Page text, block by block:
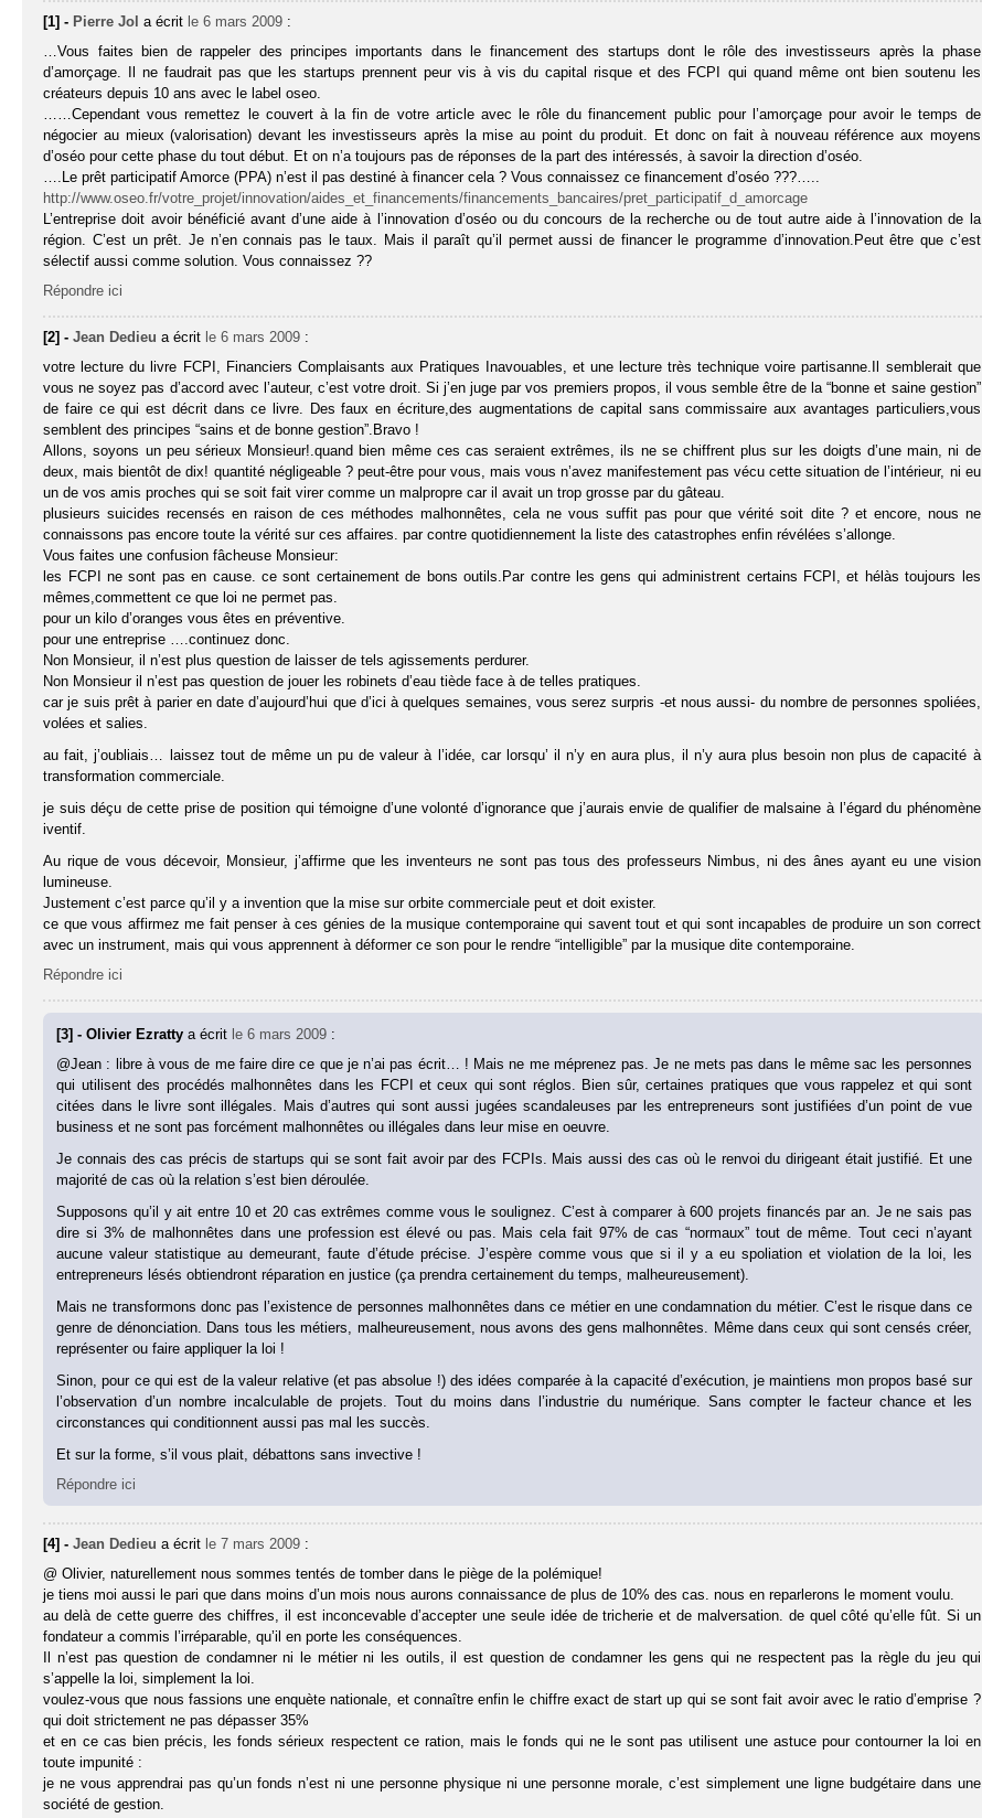
[1] - Pierre Jol a écrit le 6 mars 2009 :
…Vous faites bien de rappeler des principes importants dans le financement des startups dont le rôle des investisseurs après la phase
d’amorçage. Il ne faudrait pas que les startups prennent peur vis à vis du capital risque et des FCPI qui quand même ont bien soutenu les
créateurs depuis 10 ans avec le label oseo.
……Cependant vous remettez le couvert à la fin de votre article avec le rôle du financement public pour l’amorçage pour avoir le temps de
négocier au mieux (valorisation) devant les investisseurs après la mise au point du produit. Et donc on fait à nouveau référence aux moyens
d’oséo pour cette phase du tout début. Et on n’a toujours pas de réponses de la part des intéressés, à savoir la direction d’oséo.
….Le prêt participatif Amorce (PPA) n’est il pas destiné à financer cela ? Vous connaissez ce financement d’oséo ???…..
http://www.oseo.fr/votre_projet/innovation/aides_et_financements/financements_bancaires/pret_participatif_d_amorcage
L’entreprise doit avoir bénéficié avant d’une aide à l’innovation d’oséo ou du concours de la recherche ou de tout autre aide à l’innovation de la
région. C’est un prêt. Je n’en connais pas le taux. Mais il paraît qu’il permet aussi de financer le programme d’innovation.Peut être que c’est
sélectif aussi comme solution. Vous connaissez ??
Répondre ici
[2] -Jean Dedieu a écrit le 6 mars 2009 :
votre lecture du livre FCPI, Financiers Complaisants aux Pratiques Inavouables, et une lecture très technique voire partisanne.Il semblerait que
vous ne soyez pas d’accord avec l’auteur, c’est votre droit. Si j’en juge par vos premiers propos, il vous semble être de la “bonne et saine gestion”
de faire ce qui est décrit dans ce livre. Des faux en écriture,des augmentations de capital sans commissaire aux avantages particuliers,vous
semblent des principes “sains et de bonne gestion”.Bravo !
Allons, soyons un peu sérieux Monsieur!.quand bien même ces cas seraient extrêmes, ils ne se chiffrent plus sur les doigts d’une main, ni de
deux, mais bientôt de dix! quantité négligeable ? peut-être pour vous, mais vous n’avez manifestement pas vécu cette situation de l’intérieur, ni eu
un de vos amis proches qui se soit fait virer comme un malpropre car il avait un trop grosse par du gâteau.
plusieurs suicides recensés en raison de ces méthodes malhonnêtes, cela ne vous suffit pas pour que vérité soit dite ? et encore, nous ne
connaissons pas encore toute la vérité sur ces affaires. par contre quotidiennement la liste des catastrophes enfin révélées s’allonge.
Vous faites une confusion fâcheuse Monsieur:
les FCPI ne sont pas en cause. ce sont certainement de bons outils.Par contre les gens qui administrent certains FCPI, et hélàs toujours les
mêmes,commettent ce que loi ne permet pas.
pour un kilo d’oranges vous êtes en préventive.
pour une entreprise ….continuez donc.
Non Monsieur, il n’est plus question de laisser de tels agissements perdurer.
Non Monsieur il n’est pas question de jouer les robinets d’eau tiède face à de telles pratiques.
car je suis prêt à parier en date d’aujourd’hui que d’ici à quelques semaines, vous serez surpris -et nous aussi- du nombre de personnes spoliées,
volées et salies.
au fait, j’oubliais… laissez tout de même un pu de valeur à l’idée, car lorsqu’ il n’y en aura plus, il n’y aura plus besoin non plus de capacité à
transformation commerciale.
je suis déçu de cette prise de position qui témoigne d’une volonté d’ignorance que j’aurais envie de qualifier de malsaine à l’égard du phénomène
iventif.
Au rique de vous décevoir, Monsieur, j’affirme que les inventeurs ne sont pas tous des professeurs Nimbus, ni des ânes ayant eu une vision
lumineuse.
Justement c’est parce qu’il y a invention que la mise sur orbite commerciale peut et doit exister.
ce que vous affirmez me fait penser à ces génies de la musique contemporaine qui savent tout et qui sont incapables de produire un son correct
avec un instrument, mais qui vous apprennent à déformer ce son pour le rendre “intelligible” par la musique dite contemporaine.
Répondre ici
[3] - Olivier Ezrattya écrit le 6 mars 2009 :
@Jean : libre à vous de me faire dire ce que je n’ai pas écrit… ! Mais ne me méprenez pas. Je ne mets pas dans le même sac les personnes
qui utilisent des procédés malhonnêtes dans les FCPI et ceux qui sont réglos. Bien sûr, certaines pratiques que vous rappelez et qui sont
citées dans le livre sont illégales. Mais d’autres qui sont aussi jugées scandaleuses par les entrepreneurs sont justifiées d’un point de vue
business et ne sont pas forcément malhonnêtes ou illégales dans leur mise en oeuvre.
Je connais des cas précis de startups qui se sont fait avoir par des FCPIs. Mais aussi des cas où le renvoi du dirigeant était justifié. Et une
majorité de cas où la relation s’est bien déroulée.
Supposons qu’il y ait entre 10 et 20 cas extrêmes comme vous le soulignez. C’est à comparer à 600 projets financés par an. Je ne sais pas
dire si 3% de malhonnêtes dans une profession est élevé ou pas. Mais cela fait 97% de cas “normaux” tout de même. Tout ceci n’ayant
aucune valeur statistique au demeurant, faute d’étude précise. J’espère comme vous que si il y a eu spoliation et violation de la loi, les
entrepreneurs lésés obtiendront réparation en justice (ça prendra certainement du temps, malheureusement).
Mais ne transformons donc pas l’existence de personnes malhonnêtes dans ce métier en une condamnation du métier. C’est le risque dans ce
genre de dénonciation. Dans tous les métiers, malheureusement, nous avons des gens malhonnêtes. Même dans ceux qui sont censés créer,
représenter ou faire appliquer la loi !
Sinon, pour ce qui est de la valeur relative (et pas absolue !) des idées comparée à la capacité d’exécution, je maintiens mon propos basé sur
l’observation d’un nombre incalculable de projets. Tout du moins dans l’industrie du numérique. Sans compter le facteur chance et les
circonstances qui conditionnent aussi pas mal les succès.
Et sur la forme, s’il vous plait, débattons sans invective !
Répondre ici
[4] -Jean Dedieu a écrit le 7 mars 2009 :
@ Olivier, naturellement nous sommes tentés de tomber dans le piège de la polémique!
je tiens moi aussi le pari que dans moins d’un mois nous aurons connaissance de plus de 10% des cas. nous en reparlerons le moment voulu.
au delà de cette guerre des chiffres, il est inconcevable d’accepter une seule idée de tricherie et de malversation. de quel côté qu’elle fût. Si un
fondateur a commis l’irréparable, qu’il en porte les conséquences.
Il n’est pas question de condamner ni le métier ni les outils, il est question de condamner les gens qui ne respectent pas la règle du jeu qui
s’appelle la loi, simplement la loi.
voulez-vous que nous fassions une enquète nationale, et connaître enfin le chiffre exact de start up qui se sont fait avoir avec le ratio d’emprise ?
qui doit strictement ne pas dépasser 35%
et en ce cas bien précis, les fonds sérieux respectent ce ration, mais le fonds qui ne le sont pas utilisent une astuce pour contourner la loi en
toute impunité :
je ne vous apprendrai pas qu’un fonds n’est ni une personne physique ni une personne morale, c’est simplement une ligne budgétaire dans une
société de gestion.